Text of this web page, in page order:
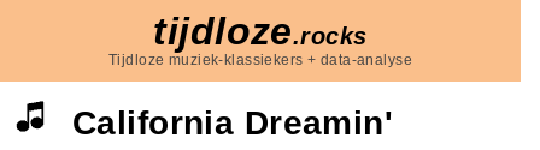
tijdloze.rocks
Tijdloze muziek-klassiekers + data-analyse
California Dreamin'